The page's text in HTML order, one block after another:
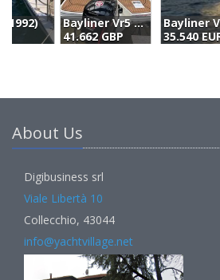
Bayliner Vr5 Cu (2022)
41.662 GBP
Bayliner Vr 6
35.540 EUR
About Us
Digibusiness srl
Viale Libertà 10
Collecchio, 43044
info@yachtvillage.net